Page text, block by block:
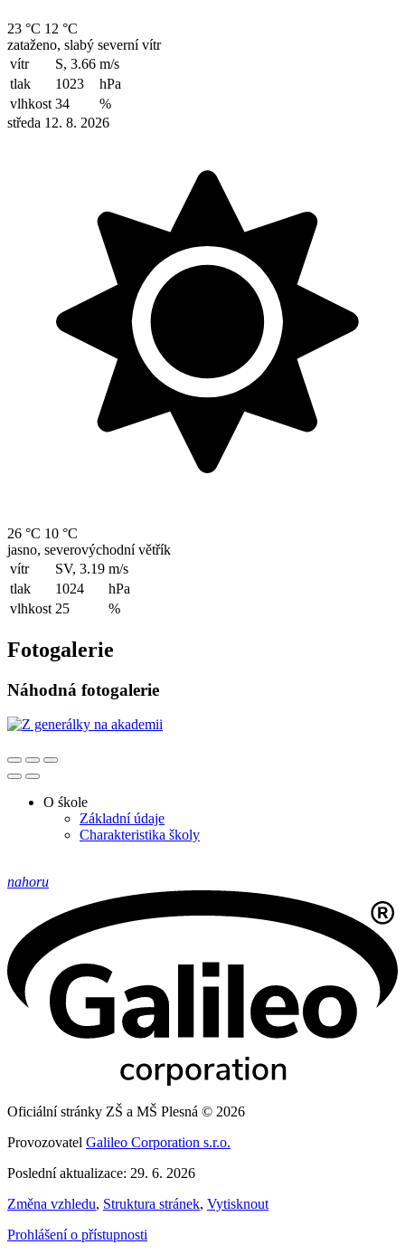
23 °C 12 °C
zataženo, slabý severní vítr
vítr
S, 3.66 m/s
tlak
1023
hPa
vlhkost 34
%
středa 12. 8. 2026
26 °C 10 °C
jasno, severovýchodní větřík
vítr
SV, 3.19 m/s
tlak
1024
hPa
vlhkost 25 %
Fotogalerie
Náhodná fotogalerie
O śkole
Základní údaje
Charakteristika školy
nahoru
Oficiální stránky ZŠ a MŠ Plesná © 2026
Provozovatel Galileo Corporation s.r.o.
Poslední aktualizace: 29. 6. 2026
Změna vzhledu, Struktura stránek, Vytisknout
Prohlášení o přístupnosti